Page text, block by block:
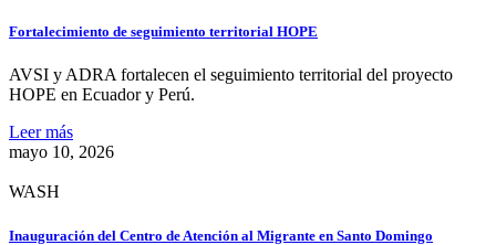
Fortalecimiento de seguimiento territorial HOPE
AVSI y ADRA fortalecen el seguimiento territorial del proyecto
HOPE en Ecuador y Perú.
Leer más
mayo 10, 2026
WASH
Inauguración del Centro de Atención al Migrante en Santo Domingo